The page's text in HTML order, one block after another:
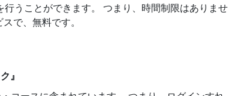
うことができます。 つまり、時間制限はありませ
で、無料です。
』